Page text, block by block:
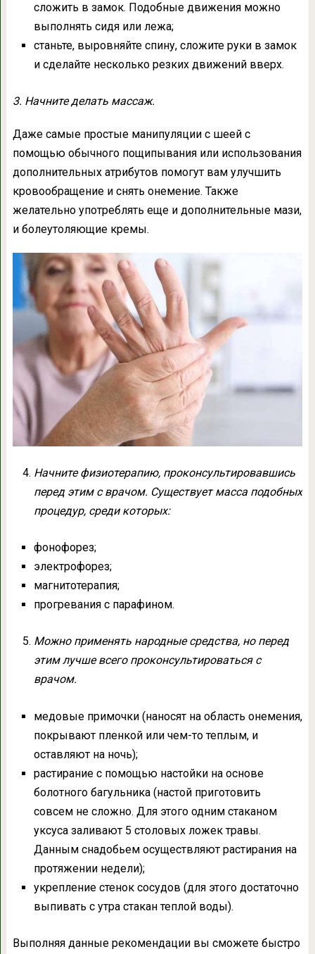
сложить в замок. Подобные движения можно
выполнять сидя или лежа;
станьте, выровняйте спину, сложите руки в замок
и сделайте несколько резких движений вверх.
3. Начните делать массаж.
Даже самые простые манипуляции с шеей с
помощью обычного пощипывания или использования
дополнительных атрибутов помогут вам улучшить
кровообращение и снять онемение. Также
желательно употреблять еще и дополнительные мази,
и болеутоляющие кремы.
Начните физиотерапию, проконсультировавшись
перед этим с врачом. Существует масса подобных
процедур, среди которых:
фонофорез;
электрофорез;
магнитотерапия;
прогревания с парафином.
Можно применять народные средства, но перед
этим лучше всего проконсультироваться с
врачом.
медовые примочки (наносят на область онемения,
покрывают пленкой или чем-то теплым, и
оставляют на ночь);
растирание с помощью настойки на основе
болотного багульника (настой приготовить
совсем не сложно. Для этого одним стаканом
уксуса заливают 5 столовых ложек травы.
Данным снадобьем осуществляют растирания на
протяжении недели);
укрепление стенок сосудов (для этого достаточно
выпивать с утра стакан теплой воды).
Выполняя данные рекомендации вы сможете быстро